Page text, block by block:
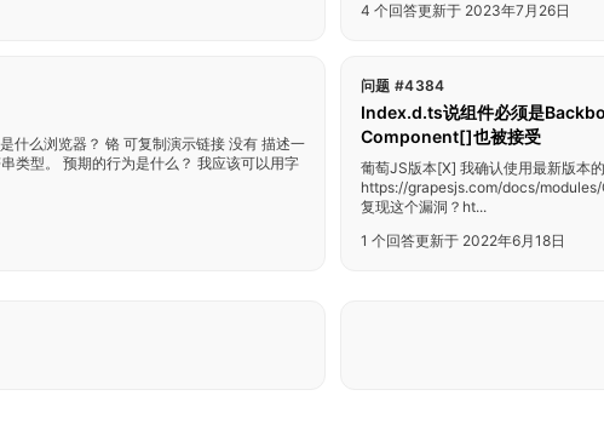
4 个回答更新于 2023年7月26日
什么浏览器？ 铬 可复制演示链接 没有 描述一
类型。 预期的行为是什么？ 我应该可以用字
问题 #4384
Index.d.ts说组件必须是
Component[]也被接受
葡萄JS版本[X] 我确认使用最新版本
https://grapesjs.com/docs/
复现这个漏洞？ht...
1 个回答更新于 2022年6月18日